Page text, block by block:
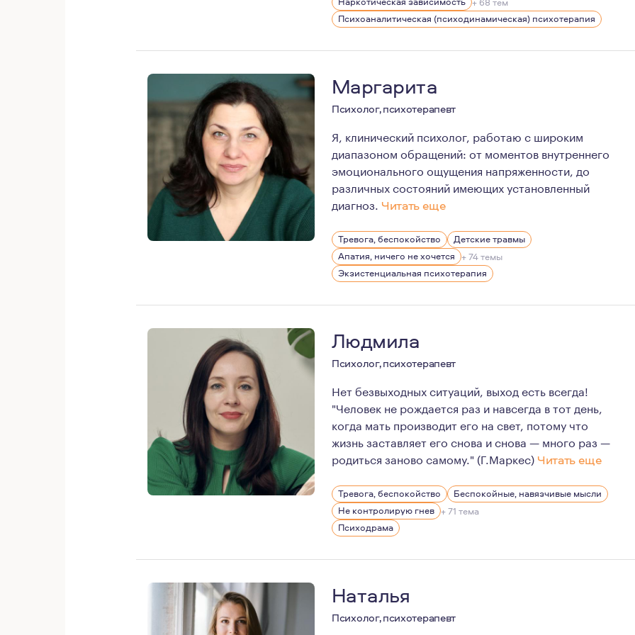
Как на своем опыте, так и на опыте своих клиентов
Возможность быть услышанным и говорить, что важно
Психоаналитическая (психодинамическая) психотерапия
Маргарита
Психолог, психотерапевт
Я, клинический психолог, работаю с широким
диапазоном обращений: от моментов внутреннего
эмоционального ощущения напряженности, до
различных состояний имеющих установленный
диагноз. Читать еще
Работая в клиниках, я занималась
В своей работе, я придерживаюсь принципа
Тревога, беспокойство
Детские травмы
Апатия, ничего не хочется + 74 темы
Экзистенциальная психотерапия
Людмила
Психолог, психотерапевт
Нет безвыходных ситуаций, выход есть всегда!
"Человек не рождается раз и навсегда в тот день,
когда мать производит его на свет, потому что
жизнь заставляет его снова и снова — много раз —
родиться заново самому." (Г.Маркес) Читать еще
В своей жизни я пережила немало трудных и порой
Тревога, беспокойство
Беспокойные, навязчивые мысли
Не контролирую гнев + 71 тема
Психодрама
Наталья
Психолог, психотерапевт